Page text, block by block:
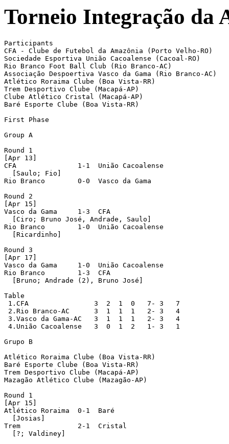
Torneio Integração da
Participants
CFA - Clube de Futebol da Amazônia (Porto Velho-RO)
Sociedade Esportiva União Cacoalense (Cacoal-RO)
Rio Branco Foot Ball Club (Rio Branco-AC)
Associação Despoertiva Vasco da Gama (Rio Branco-AC)
Atlético Roraima Clube (Boa Vista-RR)
Trem Desportivo Clube (Macapá-AP)
Clube Atlético Cristal (Macapá-AP)
Baré Esporte Clube (Boa Vista-RR)
First Phase
Group A
Round 1
[Apr 13]
CFA               1-1  União Cacoalense
  [Saulo; Fio]
Rio Branco        0-0  Vasco da Gama
Round 2
[Apr 15]
Vasco da Gama     1-3  CFA
  [Ciro; Bruno José, Andrade, Saulo]
Rio Branco        1-0  União Cacoalense
  [Ricardinho]
Round 3
[Apr 17]
Vasco da Gama     1-0  União Cacoalense
Rio Branco        1-3  CFA
  [Bruno; Andrade (2), Bruno José]
Table
1.CFA                3  2  1  0   7- 3   7
2.Rio Branco-AC      3  1  1  1   2- 3   4
3.Vasco da Gama-AC   3  1  1  1   2- 3   4
4.União Cacoalense   3  0  1  2   1- 3   1
Grupo B
Atlético Roraima Clube (Boa Vista-RR)
Baré Esporte Clube (Boa Vista-RR)
Trem Desportivo Clube (Macapá-AP)
Mazagão Atlético Clube (Mazagão-AP)
Round 1
[Apr 15]
Atlético Roraima  0-1  Baré
  [Josias]
Trem              2-1  Cristal
  [?; Valdiney]